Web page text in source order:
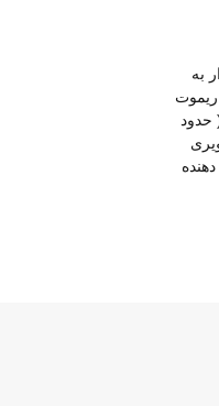
100 هشدار به
ریموت
حدود